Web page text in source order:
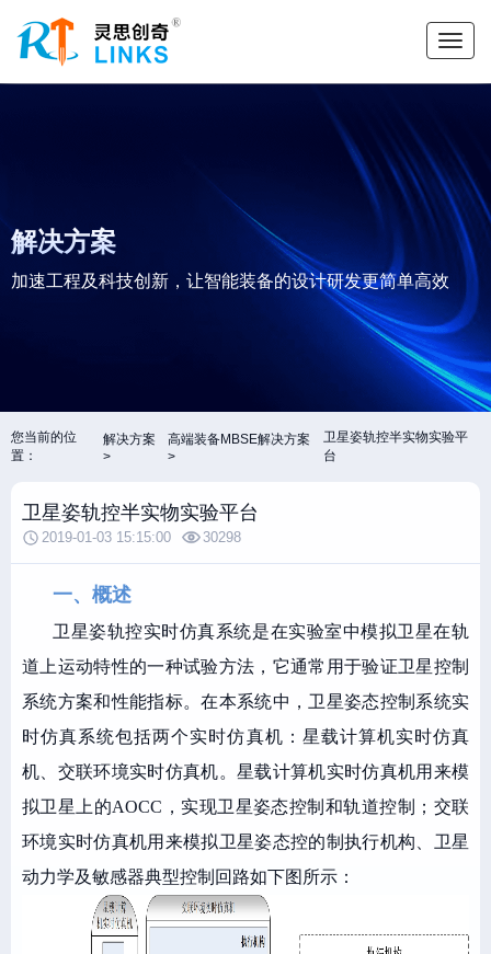
解决方案
加速工程及科技创新，让智能装备的设计研发更简单高效
您当前的位
置：
解决方案 高端装备MBSE解决方案
卫星姿轨控半实物实验平
台
卫星姿轨控半实物实验平台
2019-01-03 15:15:00 30298
一、概述
卫星姿轨控实时仿真系统是在实验室中模拟卫星在轨
道上运动特性的一种试验方法，它通常用于验证卫星控制
系统方案和性能指标。在本系统中，卫星姿态控制系统实
时仿真系统包括两个实时仿真机：星载计算机实时仿真
机、交联环境实时仿真机。星载计算机实时仿真机用来模
拟卫星上的AOCC，实现卫星姿态控制和轨道控制；交联
环境实时仿真机用来模拟卫星姿态控的制执行机构、卫星
动力学及敏感器典型控制回路如下图所示：